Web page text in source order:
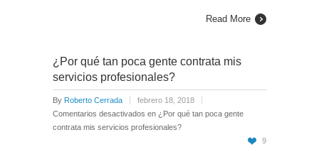
Read More
¿Por qué tan poca gente contrata mis
servicios profesionales?
By Roberto Cerrada
febrero 18, 2018
Comentarios desactivados en ¿Por qué tan poca gente
contrata mis servicios profesionales?
9